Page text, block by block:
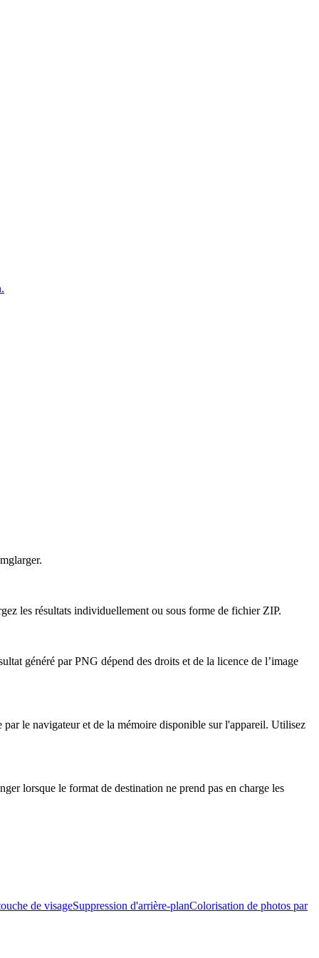
les résultats individuellement ou sous forme de fichier ZIP.
généré par PNG dépend des droits et de la licence de l’image
le navigateur et de la mémoire disponible sur l'appareil. Utilisez
lorsque le format de destination ne prend pas en charge les
de visageSuppression d'arrière-planColorisation de photos par